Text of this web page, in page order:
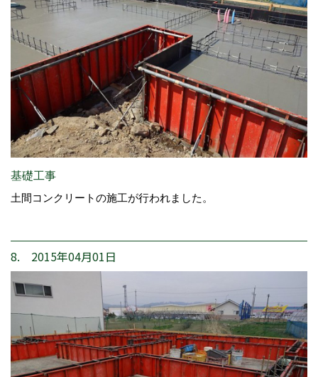
基礎工事
土間コンクリートの施工が行われました。
8. 2015年04月01日